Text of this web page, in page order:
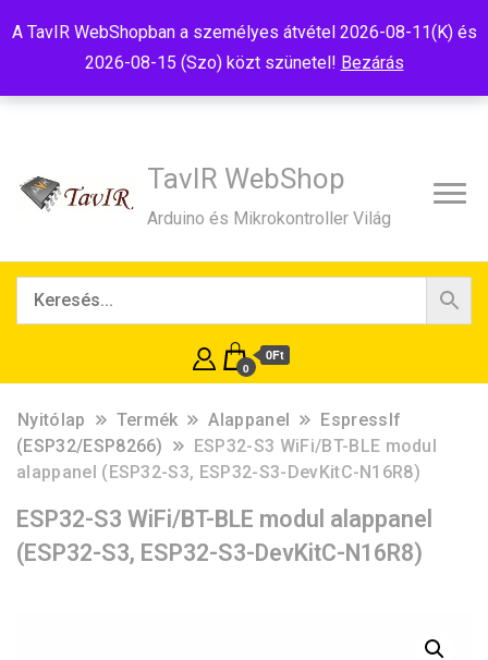
A TavIR WebShopban a személyes átvétel 2026-08-11(K) és
2026-08-15 (Szo) közt szünetel! Bezárás
TavIR WebShop
Arduino és Mikrokontroller Világ
0
0Ft
Nyitólap Termék Alappanel
EspressIf
(ESP32/ESP8266)
ESP32-S3 WiFi/BT-BLE modul
alappanel (ESP32-S3, ESP32-S3-DevKitC-N16R8)
ESP32-S3 WiFi/BT-BLE modul alappanel
(ESP32-S3, ESP32-S3-DevKitC-N16R8)